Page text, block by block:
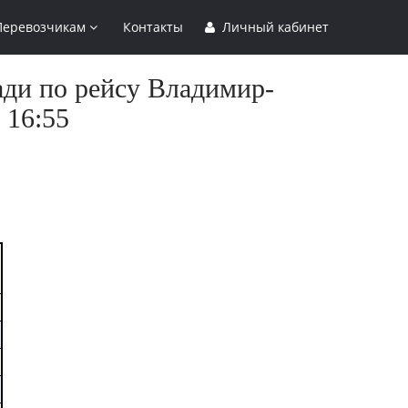
Контакты Личный кабинет
по рейсу Владимир-
16:55